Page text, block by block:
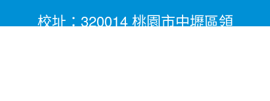
校址：320014 桃園市中壢區領